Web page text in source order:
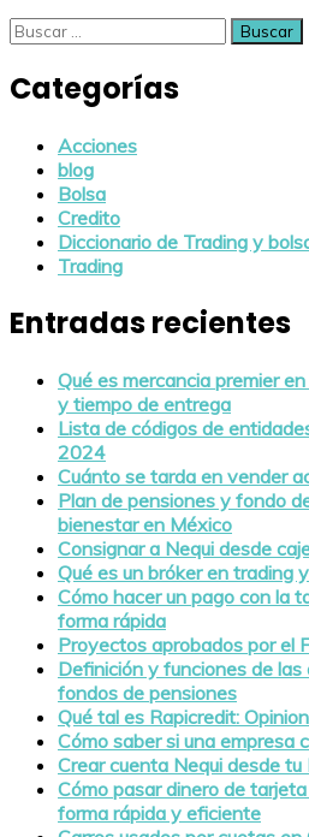
Buscar:
Categorías
Acciones
blog
Bolsa
Credito
Diccionario de Trading y
Trading
Entradas recientes
Qué es mercancia premier
y tiempo de entrega
Lista de códigos de
2024
Cuánto se tarda en vender
Plan de pensiones y fondo
bienestar en México
Consignar a Nequi desde
Qué es un bróker en trading
Cómo hacer un pago con la
forma rápida
Proyectos aprobados por el
Definición y funciones de
fondos de pensiones
Qué tal es Rapicredit:
Cómo saber si una empresa
Crear cuenta Nequi desde tu
Cómo pasar dinero de
forma rápida y eficiente